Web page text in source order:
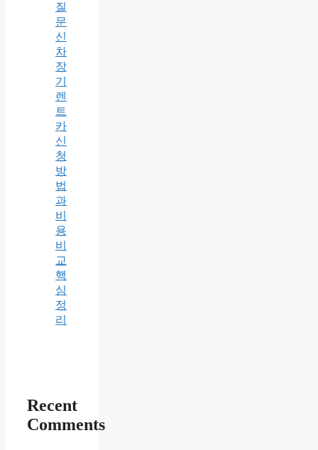
질
문
신
차
장
기
렌
트
카
신
청
방
법
과
비
용
비
교
핵
심
정
리
Recent
Comments